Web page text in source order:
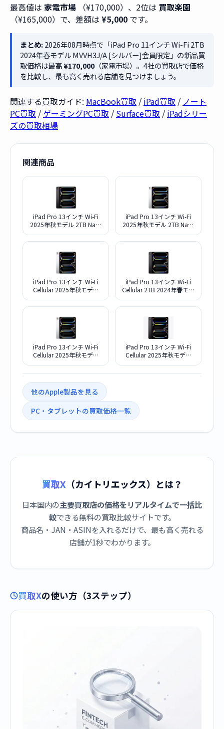
最高値は 家電市場 （¥170,000）、2位は 買取楽園
（¥165,000）で、差額は ¥5,000 です。
まとめ:2026年08月時点で「iPad Pro 11インチ Wi-Fi 2TB
2024年春モデル MVVH3J/A [シルバー]会員限定」の新品買
取価格は最高¥170,000（家電市場）。4社の買取店で価格
を比較し、最も高く売れる店舗を見つけましょう。
関連する買取ガイド: MacBook買取 / iPad買取 / ノート
PC買取 / ゲーミングPC買取 / Surface買取 / iPadシリー
ズの買取相場
関連商品
iPad Pro 13インチ Wi-Fi
2025年秋モデル 2TB Nao-
搭載 MDYV4J/A [スペース
iPad Pro 13インチ Wi-Fi
2025年秋モデル 2TB Nao-
搭載 MDYW4J/A [シルバー]
iPad Pro 13インチ Wi-Fi
Cellular 2025年秋モデル
レイガラス搭載 ME8N4J/A
iPad Pro 13インチ Wi-Fi
Cellular 2TB 2024年春モデ
ペースブラック]
iPad Pro 13インチ Wi-Fi
Cellular 2025年秋モデル
iPad Pro 13インチ Wi-Fi
Cellular 2025年秋モデル
他のApple製品を見る
PC・タブレットの買取価格一覧
買取X （カイトリエックス）とは？
日本国内の主要買取店の価格をリアルタイムで一括比
較できる無料の買取比較サイトです。
商品名・JAN・ASINを入れるだけで、最も高く売れる
店舗が1秒でわかります。
買取Xの使い方（3ステップ）